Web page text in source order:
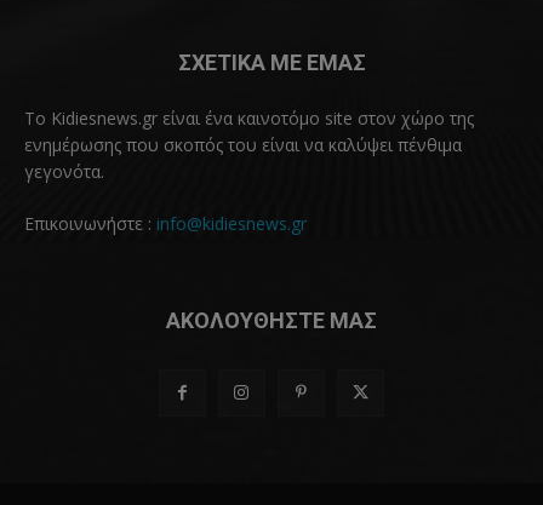
ΣΧΕΤΙΚΑ ΜΕ ΕΜΑΣ
Το Kidiesnews.gr είναι ένα καινοτόμο site στον χώρο της
ενημέρωσης που σκοπός του είναι να καλύψει πένθιμα
γεγονότα.
Επικοινωνήστε : info@kidiesnews.gr
ΑΚΟΛΟΥΘΗΣΤΕ ΜΑΣ